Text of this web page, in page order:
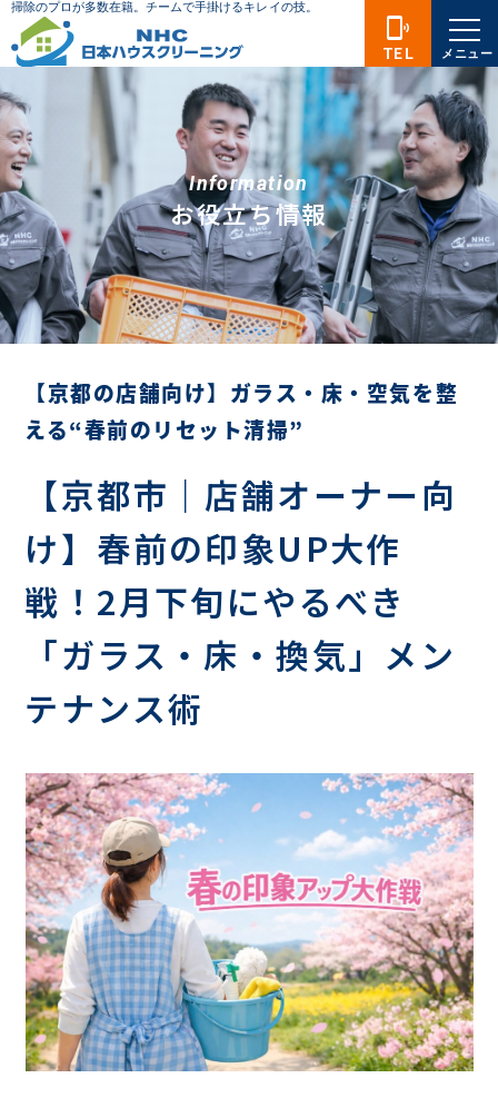
Information
お役立ち情報
【京都の店舗向け】ガラス・床・空気を整
える“春前のリセット清掃”
【京都市｜店舗オーナー向
け】春前の印象UP大作
戦！2月下旬にやるべき
「ガラス・床・換気」メン
テナンス術
phonelink_ring
TEL メニュー